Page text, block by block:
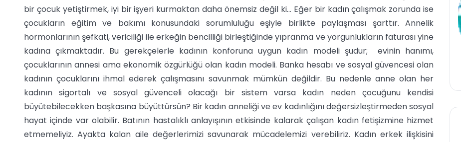
bir çocuk yetiştirmek, iyi bir işyeri kurmaktan daha önemsiz değil ki… Eğer bir kadın çalışmak zorunda ise
çocukların eğitim ve bakımı konusundaki sorumluluğu eşiyle birlikte paylaşması şarttır. Annelik
hormonlarının şefkati, vericiliği ile erkeğin bencilliği birleştiğinde yıpranma ve yorgunlukların faturası yine
kadına çıkmaktadır. Bu gerekçelerle kadının konforuna uygun kadın modeli şudur; evinin hanımı,
çocuklarının annesi ama ekonomik özgürlüğü olan kadın modeli. Banka hesabı ve sosyal güvencesi olan
kadının çocuklarını ihmal ederek çalışmasını savunmak mümkün değildir. Bu nedenle anne olan her
kadının sigortalı ve sosyal güvenceli olacağı bir sistem varsa kadın neden çocuğunu kendisi
büyütebilecekken başkasına büyüttürsün? Bir kadın anneliği ve ev kadınlığını değersizleştirmeden sosyal
hayat içinde var olabilir. Batının hastalıklı anlayışının etkisinde kalarak çalışan kadın fetişizmine hizmet
etmemeliyiz. Ayakta kalan aile değerlerimizi savunarak mücadelemizi verebiliriz. Kadın erkek ilişkisini